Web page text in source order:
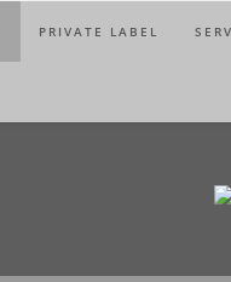
PRIVATE LABEL